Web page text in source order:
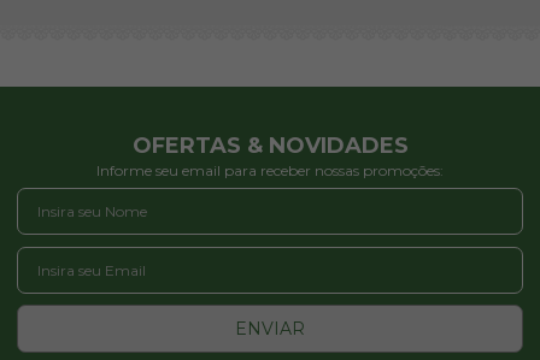
OFERTAS & NOVIDADES
Informe seu email para receber nossas promoções:
ENVIAR